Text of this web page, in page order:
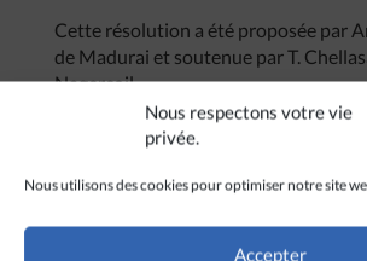
Nous respectons votre vie
privée.
Nous utilisons des cookies pour optimiser notre site
Accepter
Cette résolution a été proposée par
de Madurai et soutenue par T.
Nagercoil.
c- Le district « Notre-Dame de Lourdes
transformer Pondichéry en un Etat